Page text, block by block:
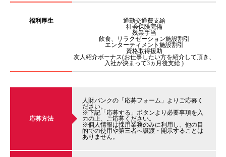
福利厚生
通勤交通費支給
社会保険完備
残業手当
飲食、リラクゼーション施設割引
エンターティメント施設割引
資格取得援助
友人紹介ボーナス(お仕事したい方を紹介して頂き、
入社が決まって3ヵ月後支給 )
応募方法
人財バンクの「応募フォーム」よりご応募く
ださい。
※下記「応募する」ボタンより必要事項を入
力の上、ご応募ください。
※個人情報は採用業務のみに利用し、他の目
的での使用や第三者へ譲渡・開示することは
ありません。